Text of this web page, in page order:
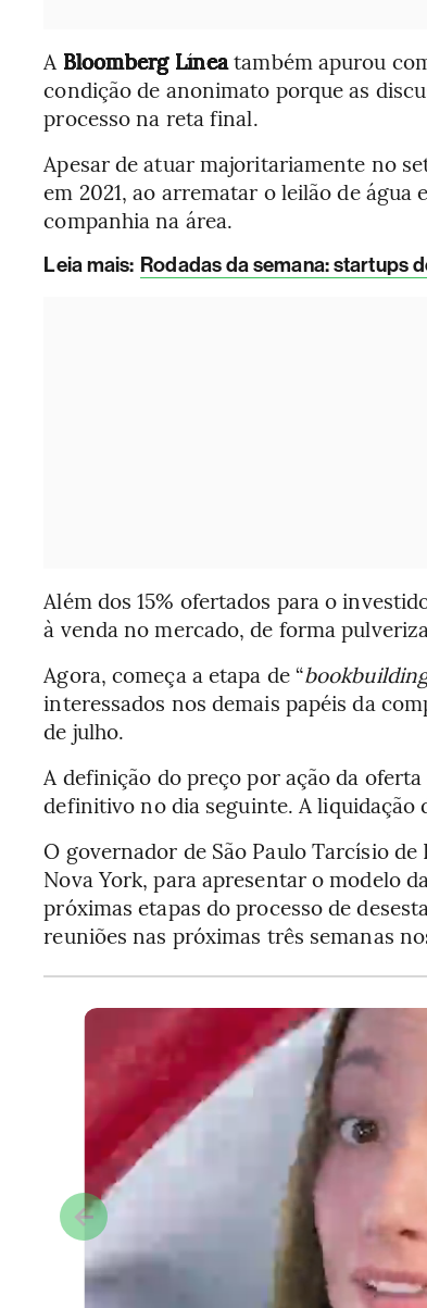
A Bloomberg Líneatambém apurou
condição de anonimato porque as
processo na reta final.
Apesar de atuar majoritariamente no
em 2021, ao arrematar o leilão de água
companhia na área.
Leia mais: Rodadas da semana: startups
Além dos 15% ofertados para o
à venda no mercado, de forma
Agora, começa a etapa de “
interessados nos demais papéis da
de julho.
A definição do preço por ação da
definitivo no dia seguinte. A liquidação
O governador de São Paulo Tarcísio
Nova York, para apresentar o modelo
próximas etapas do processo de
reuniões nas próximas três semanas